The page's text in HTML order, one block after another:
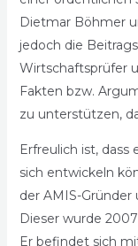
Dietmar Böhmer
jedoch die
Wirtschaftsprüfer
Fakten bzw.
zu unterstützen,
Erfreulich ist,
sich entwickeln
der AMIS-
Dieser wurde
Er befindet sich